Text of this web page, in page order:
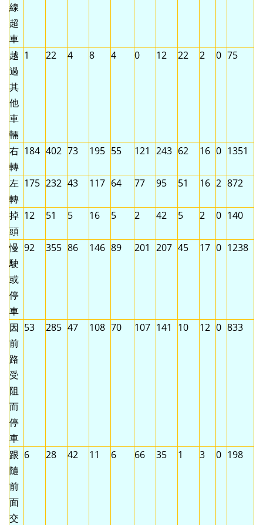
線
超
車
越
過
其
他
車
輛
1 22 4 8 4 0 12 22 2 0 75
右
轉
184 402 73 195 55 121 243 62 16 0 1351
左
轉
175 232 43 117 64 77 95 51 16 2 872
掉
頭
12 51 5 16 5 2 42 5 2 0 140
慢
駛
或
停
車
92 355 86 146 89 201 207 45 17 0 1238
因
前
路
受
阻
而
停
車
53 285 47 108 70 107 141 10 12 0 833
跟
隨
前
面
交
6 28 42 11 6 66 35 1 3 0 198